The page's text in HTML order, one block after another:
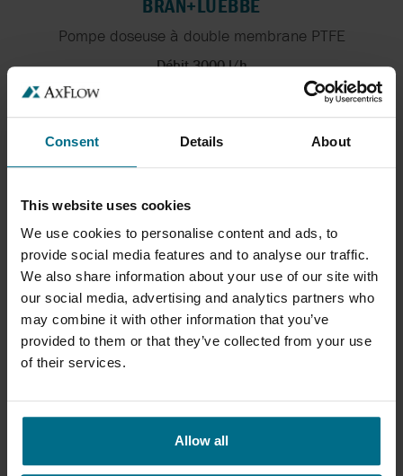
Consent Details About
This website uses cookies
We use cookies to personalise content and ads, to
provide social media features and to analyse our traffic.
We also share information about your use of our site with
our social media, advertising and analytics partners who
may combine it with other information that you’ve
provided to them or that they’ve collected from your use
of their services.
Allow all
BRAN+LUEBBE
Pompe doseuse à double membrane PTFE
Débit 3000 l/h
COLORIMÈTRE POWERMON BRAN+LUEBBE
Le colorimètre PowerMon est un instrument de